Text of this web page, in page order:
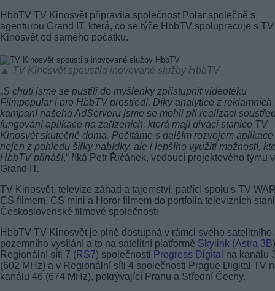
HbbTV TV Kinosvět připravila společnost Polar společně s
agenturou Grand IT, která, co se týče HbbTV spolupracuje s TV
Kinosvět od samého počátku.
▲ TV Kinosvět spoustila inovované služby HbbTV
„S chutí jsme se pustili do myšlenky zpřístupnit videotéku
Filmpopular i pro HbbTV prostředí. Díky analytice z reklamních
kampaní našeho AdServeru jsme se mohli při realizaci
fungování aplikace na zařízeních, která mají diváci stanice TV
Kinosvět skutečně doma. Počítáme s dalším rozvojem aplikace
nejen z pohledu šířky nabídky, ale i lepšího využití možností,
HbbTV přináší,“ říká Petr Řičánek, vedoucí projektového týmu v
Grand IT.
TV Kinosvět, televize záhad a tajemství, patřící spolu s TV
CS filmem, CS mini a Horor filmem do portfolia televizních
Československé filmové společnosti
HbbTV TV Kinosvět je plně dostupná v rámci svého satelitního
pozemního vysílání a to na satelitní platformě Skylink (Astra 3B
Regionální síti 7 (RS7) společnosti Progress Digital na kanálu
(602 MHz) a v Regionální síti 4 společnosti Prague Digital TV
kanálu 46 (674 MHz), pokrývající Prahu a Střední Čechy.